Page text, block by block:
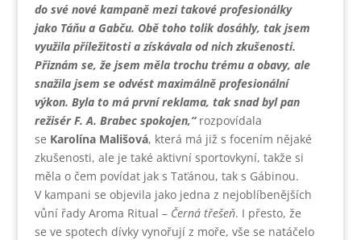
do své nové kampaně mezi takové profesionálky
jako Táňu a Gabču. Obě toho tolik dosáhly, tak jsem
využila příležitosti a získávala od nich zkušenosti.
Přiznám se, že jsem měla trochu trému a obavy, ale
snažila jsem se odvést maximálně profesionální
výkon. Byla to má první reklama, tak snad byl pan
režisér F. A. Brabec spokojen,“rozpovídala
se Karolína Mališová, která má již s focením nějaké
zkušenosti, ale je také aktivní sportovkyní, takže si
měla o čem povídat jak s Taťánou, tak s Gábinou.
V kampani se objevila jako jedna z nejoblíbenějších
vůní řady Aroma Ritual – Černá třešeň. I přesto, že
se ve spotech dívky vynořují z moře, vše se natáčelo